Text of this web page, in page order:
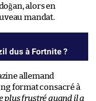
alors en
mandat.
dus à Fortnite ?
allemand
format consacré à
plus frustré quand il a